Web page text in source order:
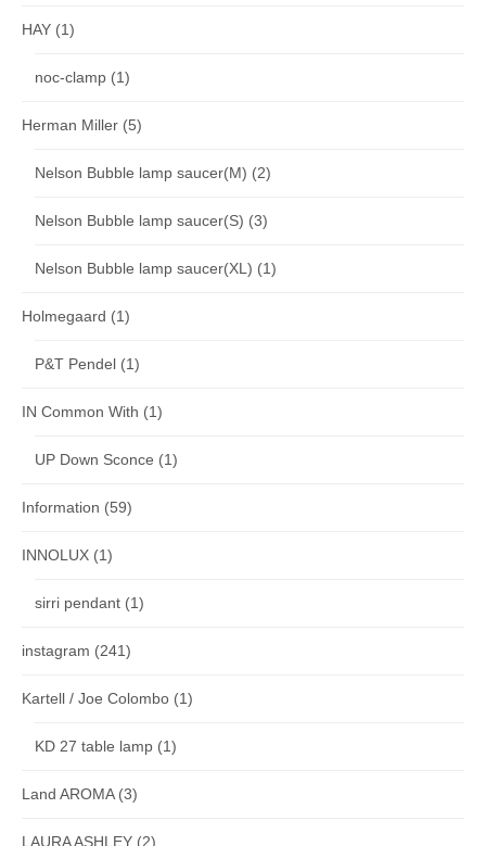
HAY (1)
noc-clamp (1)
Herman Miller (5)
Nelson Bubble lamp saucer(M) (2)
Nelson Bubble lamp saucer(S) (3)
Nelson Bubble lamp saucer(XL) (1)
Holmegaard (1)
P&T Pendel (1)
IN Common With (1)
UP Down Sconce (1)
Information (59)
INNOLUX (1)
sirri pendant (1)
instagram (241)
Kartell / Joe Colombo (1)
KD 27 table lamp (1)
Land AROMA(3)
LAURA ASHLEY (2)